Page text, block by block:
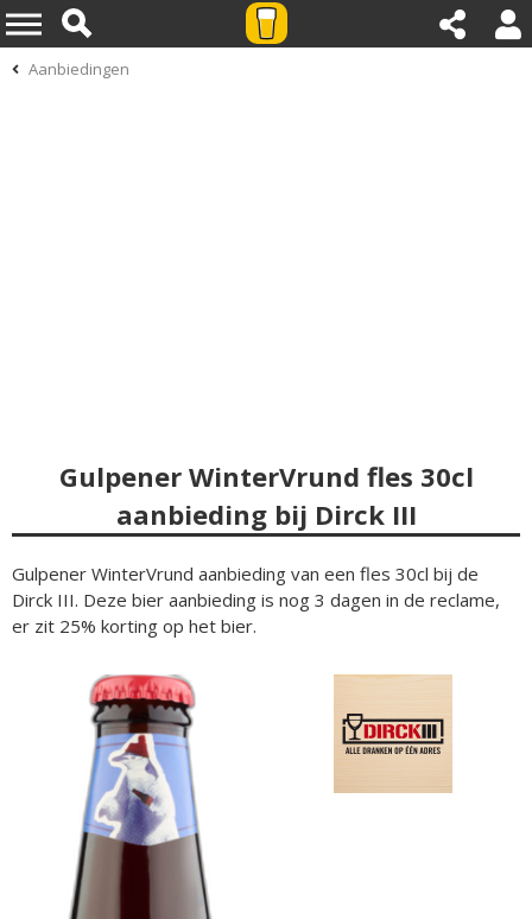
Aanbiedingen
Gulpener WinterVrund fles 30cl
aanbieding bij Dirck III
Gulpener WinterVrund aanbieding van een fles 30cl bij de
Dirck III. Deze bier aanbieding is nog 3 dagen in de reclame,
er zit 25% korting op het bier.